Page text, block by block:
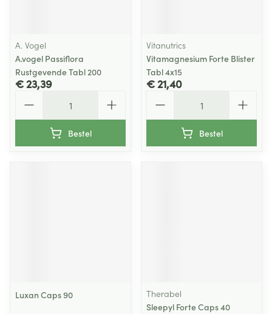
A. Vogel
A.vogel Passiflora
Rustgevende Tabl 200
€ 23,39
Bestel
Vitanutrics
Vitamagnesium Forte Blister
Tabl 4x15
€ 21,40
Bestel
Luxan Caps 90
Therabel
Sleepyl Forte Caps 40